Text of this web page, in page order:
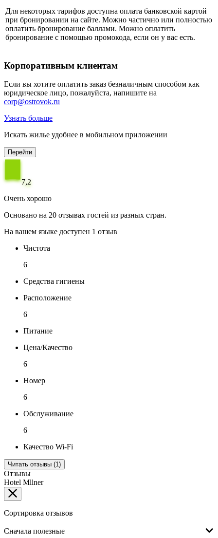
Для некоторых тарифов доступна оплата банковской картой
при бронировании на сайте. Можно частично или полностью
оплатить бронирование баллами. Можно оплатить
бронирование с помощью промокода, если он у вас есть.
Корпоративным клиентам
Если вы хотите оплатить заказ безналичным способом как
юридическое лицо, пожалуйста, напишите на
corp@ostrovok.ru
Узнать больше
Искать жилье удобнее в мобильном приложении
Перейти
7,2
Очень хорошо
Основано на 20 отзывах гостей из разных стран.
На вашем языке доступен 1 отзыв
Чистота
6
Средства гигиены
Расположение
6
Питание
Цена/Качество
6
Номер
6
Обслуживание
6
Качество Wi-Fi
Читать отзывы (1)
Отзывы
Hotel Mllner
Сортировка отзывов
Сначала полезные